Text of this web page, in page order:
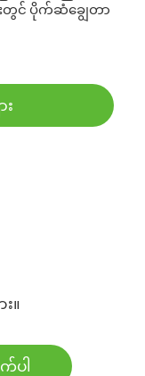
းတွင် ပိုက်ဆံချွေတာ
း
။
ပါ